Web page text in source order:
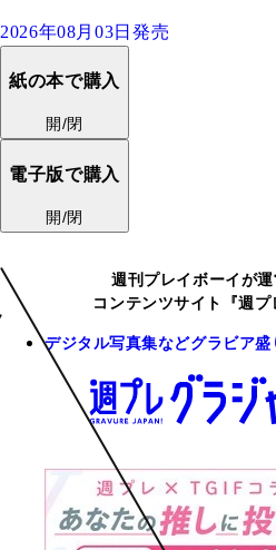
2026年08月03日発売
紙の本で購入
開/閉
電子版で購入
開/閉
週刊プレイボーイが
コンテンツサイト『週プ
デジタル写真集などグラビア盛